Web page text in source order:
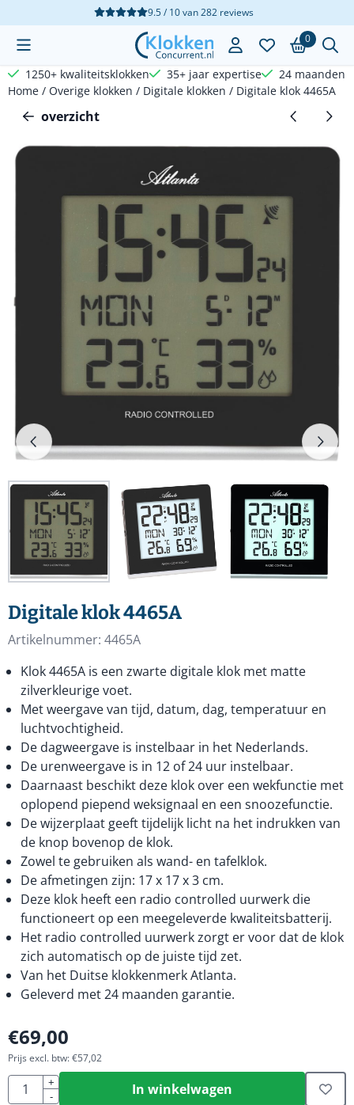
Cookievoorkeuren zijn beschikbaar. Kies instellingen of sta
9.5 / 10van282reviews
0
1250+ kwaliteitsklokken 35+ jaar expertise
24 maanden
Home / Overige klokken / Digitale klokken / Digitale klok 4465A
overzicht
Digitale klok 4465A
Artikelnummer: 4465A
Klok 4465A is een zwarte digitale klok met matte
zilverkleurige voet.
Met weergave van tijd, datum, dag, temperatuur en
luchtvochtigheid.
De dagweergave is instelbaar in het Nederlands.
De urenweergave is in 12 of 24 uur instelbaar.
Daarnaast beschikt deze klok over een wekfunctie met
oplopend piepend weksignaal en een snoozefunctie.
De wijzerplaat geeft tijdelijk licht na het indrukken van
de knop bovenop de klok.
Zowel te gebruiken als wand- en tafelklok.
De afmetingen zijn: 17 x 17 x 3 cm.
Deze klok heeft een radio controlled uurwerk die
functioneert op een meegeleverde kwaliteitsbatterij.
Het radio controlled uurwerk zorgt er voor dat de klok
zich automatisch op de juiste tijd zet.
Van het Duitse klokkenmerk Atlanta.
Geleverd met 24 maanden garantie.
€69,00
Prijs excl. btw:€57,02
Aantal
+
-
In winkelwagen